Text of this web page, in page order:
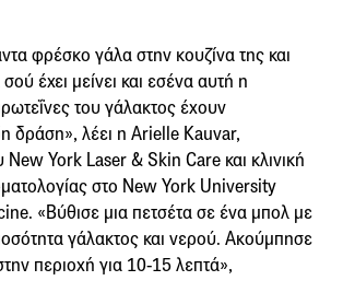
φρέσκο γάλα στην κουζίνα της και
έχει μείνει και εσένα αυτή η
του γάλακτος έχουν
δράση», λέει η Arielle Kauvar,
New York Laser & Skin Care και κλινική
στο New York University
«Βύθισε μια πετσέτα σε ένα μπολ με
γάλακτος και νερού. Ακούμπησε
περιοχή για 10-15 λεπτά»,